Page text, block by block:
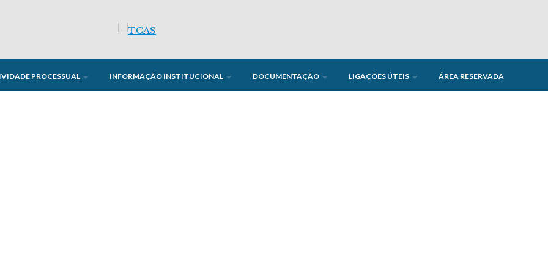
PROCESSUAL INFORMAÇÃO INSTITUCIONAL DOCUMENTAÇÃO LIGAÇÕES ÚTEIS ÁREA RESERVADA